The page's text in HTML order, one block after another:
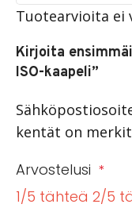
Tuotearvioita ei
Kirjoita
ISO-kaapeli”
kentät on
Arvostelusi *
1/5 tähteä 2/5